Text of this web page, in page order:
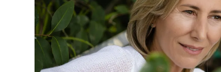
u
m
e
0
%